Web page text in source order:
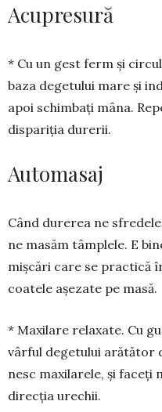
Acupresură
* Cu un gest ferm și
baza degetului mare și
apoi schimbați mâna.
dispariția durerii.
Automasaj
Când durerea ne
ne masăm tâmplele. E
mișcări care se practică
coatele așezate pe masă.
* Maxilare relaxate. Cu
vârful degetului arătător
nesc maxilarele, și faceți
direcția urechii.